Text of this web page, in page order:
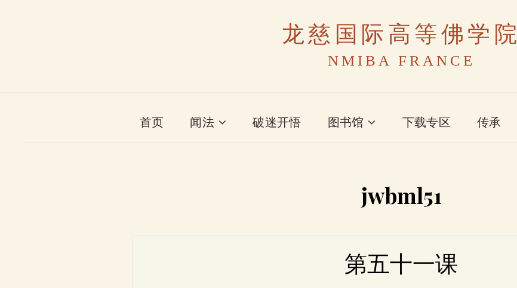
龙慈国际高等佛学院
NMIBA FRANCE
首页 闻法 破迷开悟 图书馆 下载专区 传承
jwbml51
第五十一课